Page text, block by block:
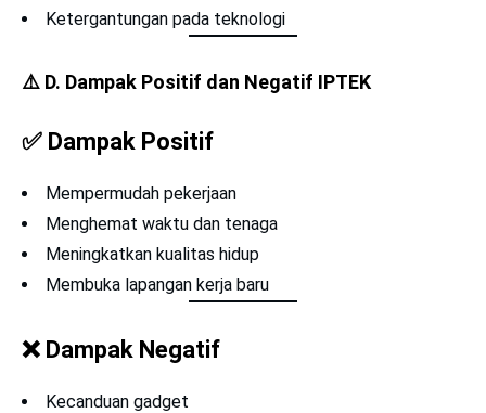
Ketergantungan pada teknologi
⚠️ D. Dampak Positif dan Negatif IPTEK
✅ Dampak Positif
Mempermudah pekerjaan
Menghemat waktu dan tenaga
Meningkatkan kualitas hidup
Membuka lapangan kerja baru
❌ Dampak Negatif
Kecanduan gadget